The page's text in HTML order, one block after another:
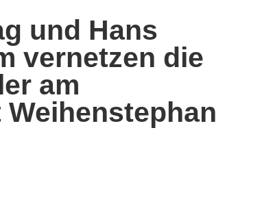
und Hans
vernetzen die
am